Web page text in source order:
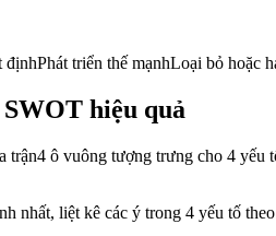
triển thế mạnhLoại bỏ
hiệu quả
ô vuông tượng trưng cho 4
nhất, liệt kê các ý trong 4 yếu tố